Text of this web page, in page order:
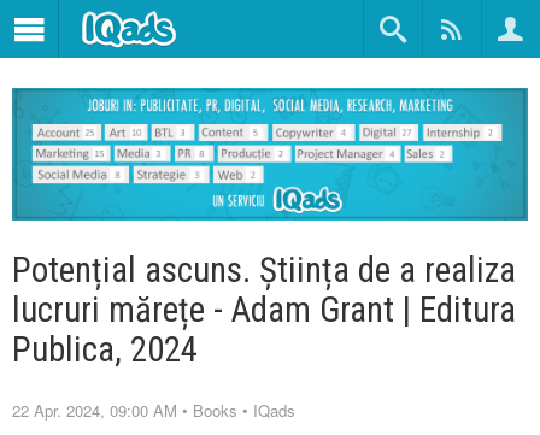
Potențial ascuns. Știința de a realiza
lucruri mărețe - Adam Grant | Editura
Publica, 2024
22 Apr. 2024, 09:00 AM • Books • IQads